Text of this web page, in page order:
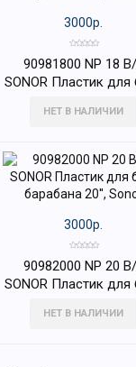
3000р.
90981800 NP 18
SONOR Пластик для
НЕТ В НАЛИЧИИ
3000р.
90982000 NP 20
SONOR Пластик для
НЕТ В НАЛИЧИИ